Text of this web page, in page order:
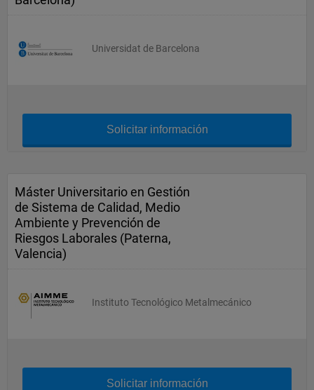
Universidat de Barcelona
Solicitar información
Máster Universitario en Gestión
de Sistema de Calidad, Medio
Ambiente y Prevención de
Riesgos Laborales (Paterna,
Valencia)
Instituto Tecnológico Metalmecánico
Solicitar información